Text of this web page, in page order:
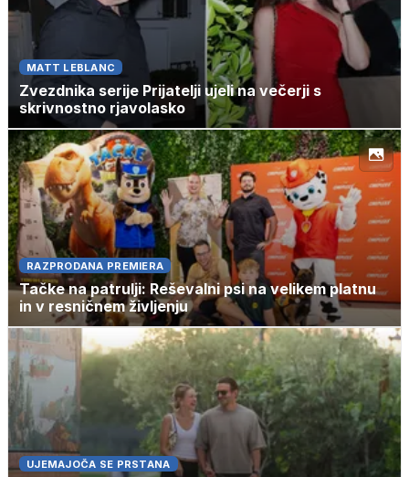
MATT LEBLANC
Zvezdnika serije Prijatelji ujeli na večerji s
skrivnostno rjavolasko
RAZPRODANA PREMIERA
Tačke na patrulji: Reševalni psi na velikem platnu
in v resničnem življenju
UJEMAJOČA SE PRSTANA